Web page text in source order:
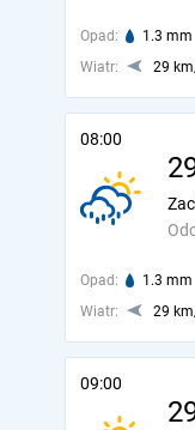
Opad: 1.3 mm
Wiatr:
29
08:00
Opad: 1.3 mm
Wiatr:
29
09:00